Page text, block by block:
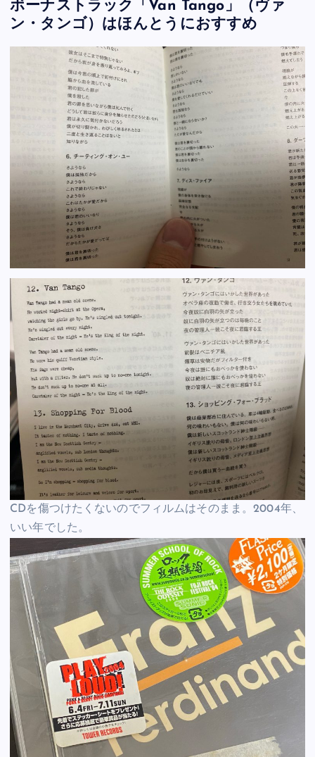
ボーナストラック「Van Tango」（ヴァ
ン・タンゴ）はほんとうにおすすめ
CDを傷つけたくないのでフィルムはそのまま。2004年、
いい年でした。